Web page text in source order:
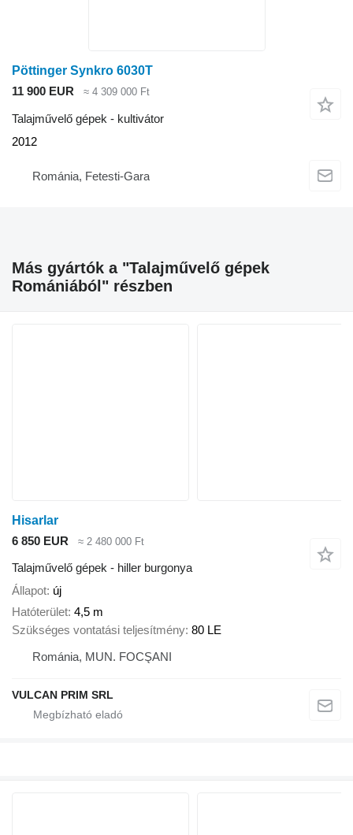
Pöttinger Synkro 6030T
11 900 EUR
≈ 4 309 000 Ft
Talajművelő gépek - kultivátor
2012
Románia, Fetesti-Gara
Más gyártók a "Talajművelő gépek
Romániából" részben
Hisarlar
6 850 EUR
≈ 2 480 000 Ft
Talajművelő gépek - hiller burgonya
Állapot új
Hatóterület 4,5 m
Szükséges vontatási teljesítmény 80 LE
Románia, MUN. FOCŞANI
VULCAN PRIM SRL